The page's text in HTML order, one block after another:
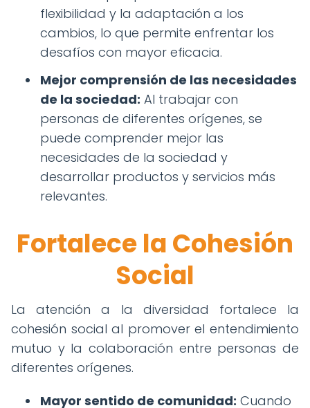
flexibilidad y la adaptación a los
cambios, lo que permite enfrentar los
desafíos con mayor eficacia.
Mejor comprensión de las necesidades
de la sociedad: Al trabajar con
personas de diferentes orígenes, se
puede comprender mejor las
necesidades de la sociedad y
desarrollar productos y servicios más
relevantes.
Fortalece la Cohesión
Social
La atención a la diversidad fortalece la
cohesión social al promover el entendimiento
mutuo y la colaboración entre personas de
diferentes orígenes.
Mayor sentido de comunidad: Cuando